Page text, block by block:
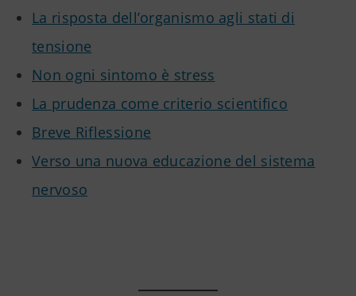
La risposta dell’organismo agli stati di
tensione
Non ogni sintomo è stress
La prudenza come criterio scientifico
Breve Riflessione
Verso una nuova educazione del sistema
nervoso